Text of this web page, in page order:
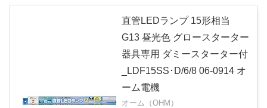
直管LEDランプ 15形相当
G13 昼光色 グロースターター
器具専用 ダミースターター付
_LDF15SS･D/6/8 06-0914 オ
ーム電機
オーム（OHM）